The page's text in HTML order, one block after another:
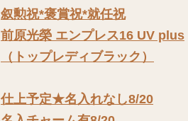
叙勲祝*褒賞祝*就任祝
前原光榮 エンプレス16 UV plus
（トップレディブラック）
仕上予定★名入れなし8/20